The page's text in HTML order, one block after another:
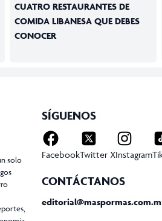
CUATRO RESTAURANTES DE
COMIDA LIBANESA QUE DEBES
CONOCER
solo
SÍGUENOS
FacebookTwitter XInstagram
CONTÁCTANOS